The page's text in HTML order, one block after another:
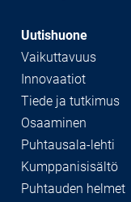
Uutishuone
Vaikuttavuus
Innovaatiot
Tiede ja tutkimus
Osaaminen
Puhtausala-lehti
Kumppanisisältö
Puhtauden helmet